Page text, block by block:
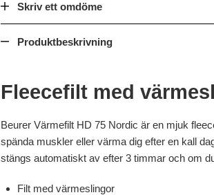
Skriv ett omdöme
Produktbeskrivning
Fleecefilt med
Beurer Värmefilt HD 75 Nordic är en mjuk
spända muskler eller värma dig efter en kall
stängs automatiskt av efter 3 timmar och om
Filt med värmeslingor